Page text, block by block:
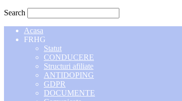
Search
Acasa
FRHG
Statut
CONDUCERE
Structuri afiliate
ANTIDOPING
GDPR
DOCUMENTE